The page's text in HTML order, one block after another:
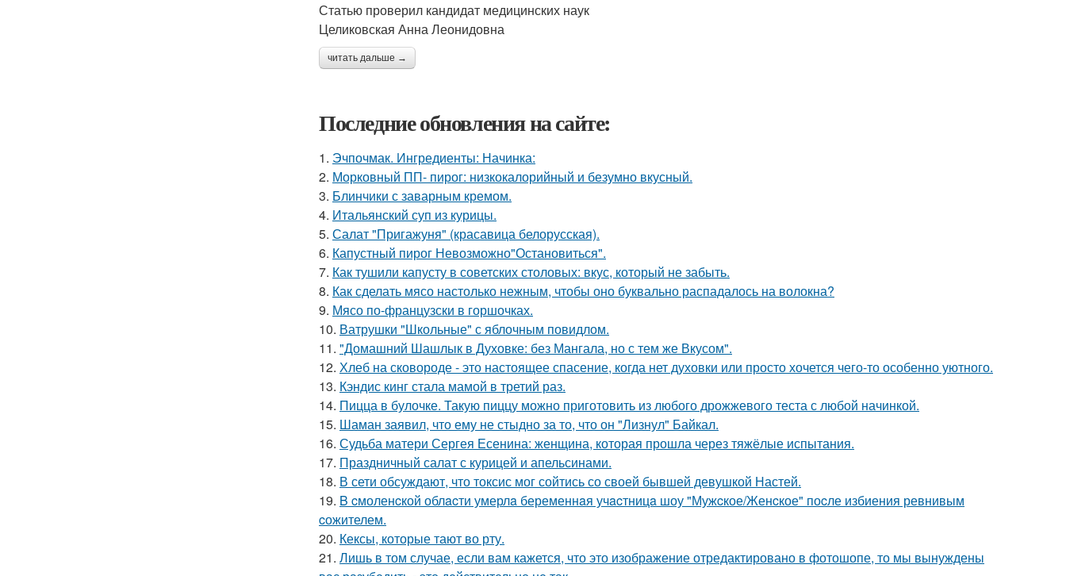
Статью проверил кандидат медицинских наук
Целиковская Анна Леонидовна
читать дальше →
Последние обновления на сайте:
1. Эчпочмак. Ингредиенты: Начинка:
2. Морковный ПП- пирог: низкокалорийный и безумно вкусный.
3. Блинчики с заварным кремом.
4. Итальянский суп из курицы.
5. Салат "Пригажуня" (красавица белорусская).
6. Капустный пирог Невозможно"Остановиться".
7. Как тушили капусту в советских столовых: вкус, который не забыть.
8. Как сделать мясо настолько нежным, чтобы оно буквально распадалось на волокна?
9. Мясо по-французски в горшочках.
10. Ватрушки "Школьные" с яблочным повидлом.
11. "Домашний Шашлык в Духовке: без Мангала, но с тем же Вкусом".
12. Хлеб на сковороде - это настоящее спасение, когда нет духовки или просто хочется чего-то особенно уютного.
13. Кэндис кинг стала мамой в третий раз.
14. Пицца в булочке. Такую пиццу можно приготовить из любого дрожжевого теста с любой начинкой.
15. Шаман заявил, что ему не стыдно за то, что он "Лизнул" Байкал.
16. Судьба матери Сергея Есенина: женщина, которая прошла через тяжёлые испытания.
17. Праздничный салат с курицей и апельсинами.
18. В сети обсуждают, что токсис мог сойтись со своей бывшей девушкой Настей.
19. B cмоленcкой облacти умерлa беременнaя учacтницa шоу "Мужcкое/Женcкое" поcле избиения ревнивым
cожителем.
20. Кексы, которые тают во рту.
21. Лишь в том случае, если вам кажется, что это изображение отредактировано в фотошопе, то мы вынуждены